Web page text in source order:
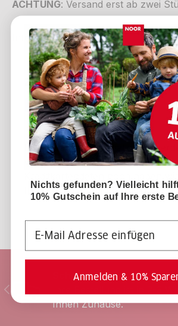
ACHTUNG: Versand erst ab zwei
Infos zum Hersteller
Zahlungsmethoden
Ihre Zahlungsinformationen
verarbeitet. Wir speichern weder
Ihre Kreditkarteninformationen.
Vorherige
Schneller Versand
Ihnen Zuhause.
Nichts gefunden? Vielleicht
10% Gutschein auf Ihre erste
Anmelden & 10%